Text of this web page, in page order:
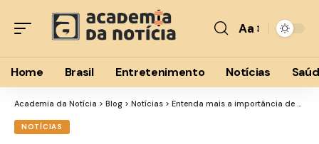
Font
Resizer
Aa
Home Brasil Entretenimento Notícias
Academia da Notícia > Blog > Notícias > Entenda mais a importância de uma boa logística e armazenagem do vinho – por Marco Carbonari
NOTÍCIAS